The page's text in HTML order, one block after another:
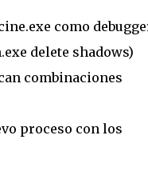
como
delete shadows)
combinaciones
proceso con los